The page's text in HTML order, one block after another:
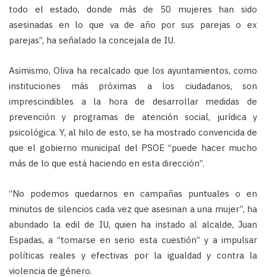
todo el estado, donde más de 50 mujeres han sido
asesinadas en lo que va de año por sus parejas o ex
parejas”, ha señalado la concejala de IU.
Asimismo, Oliva ha recalcado que los ayuntamientos, como
instituciones más próximas a los ciudadanos, son
imprescindibles a la hora de desarrollar medidas de
prevención y programas de atención social, jurídica y
psicológica. Y, al hilo de esto, se ha mostrado convencida de
que el gobierno municipal del PSOE “puede hacer mucho
más de lo que está haciendo en esta dirección”.
“No podemos quedarnos en campañas puntuales o en
minutos de silencios cada vez que asesinan a una mujer”, ha
abundado la edil de IU, quien ha instado al alcalde, Juan
Espadas, a “tomarse en serio esta cuestión” y a impulsar
políticas reales y efectivas por la igualdad y contra la
violencia de género.